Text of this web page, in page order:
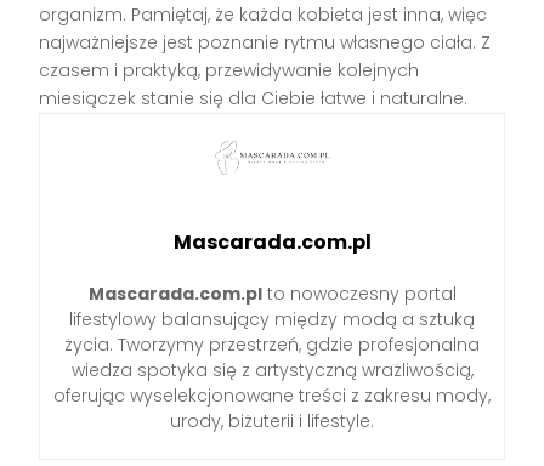
organizm. Pamiętaj, że każda kobieta jest inna, więc
najważniejsze jest poznanie rytmu własnego ciała. Z
czasem i praktyką, przewidywanie kolejnych
miesiączek stanie się dla Ciebie łatwe i naturalne.
Mascarada.com.pl
Mascarada.com.plto nowoczesny portal
lifestylowy balansujący między modą a sztuką
życia. Tworzymy przestrzeń, gdzie profesjonalna
wiedza spotyka się z artystyczną wrażliwością,
oferując wyselekcjonowane treści z zakresu mody,
urody, biżuterii i lifestyle.